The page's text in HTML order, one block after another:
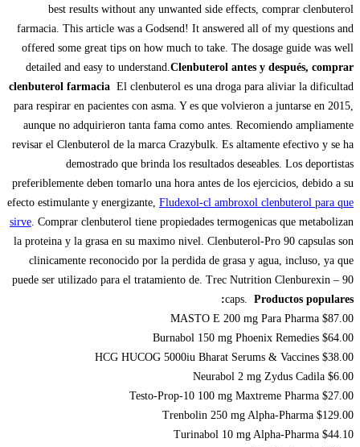
best results without any unwanted side effects, comprar clenbuterol
farmacia. This article was a Godsend! It answered all of my questions and
offered some great tips on how much to take. The dosage guide was well
detailed and easy to understand.Clenbuterol antes y después, comprar
clenbuterol farmacia El clenbuterol es una droga para aliviar la dificultad
para respirar en pacientes con asma. Y es que volvieron a juntarse en 2015,
aunque no adquirieron tanta fama como antes. Recomiendo ampliamente
revisar el Clenbuterol de la marca Crazybulk. Es altamente efectivo y se ha
demostrado que brinda los resultados deseables. Los deportistas
preferiblemente deben tomarlo una hora antes de los ejercicios, debido a su
efecto estimulante y energizante, Fludexol-cl ambroxol clenbuterol para que
sirve. Comprar clenbuterol tiene propiedades termogenicas que metabolizan
la proteina y la grasa en su maximo nivel. Clenbuterol-Pro 90 capsulas son
clinicamente reconocido por la perdida de grasa y agua, incluso, ya que
puede ser utilizado para el tratamiento de. Trec Nutrition Clenburexin – 90
caps. Productos populares:
MASTO E 200 mg Para Pharma $87.00
Burnabol 150 mg Phoenix Remedies $64.00
HCG HUCOG 5000iu Bharat Serums & Vaccines $38.00
Neurabol 2 mg Zydus Cadila $6.00
Testo-Prop-10 100 mg Maxtreme Pharma $27.00
Trenbolin 250 mg Alpha-Pharma $129.00
Turinabol 10 mg Alpha-Pharma $44.10